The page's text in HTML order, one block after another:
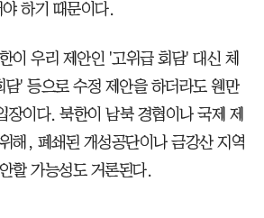
하기 때문이다.
이 우리 제안인 '고위급 회담' 대신 체
' 등으로 수정 제안을 하더라도 웬만
장이다. 북한이 남북 경협이나 국제 제
해, 폐쇄된 개성공단이나 금강산 지역
할 가능성도 거론된다.